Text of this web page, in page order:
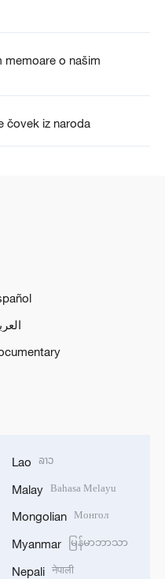
memoare o našim
čovek iz naroda
Lao ລາວ
Malay Bahasa Melayu
Mongolian Монгол
Myanmar မြန်မာဘာသာ
Nepali नेपाली